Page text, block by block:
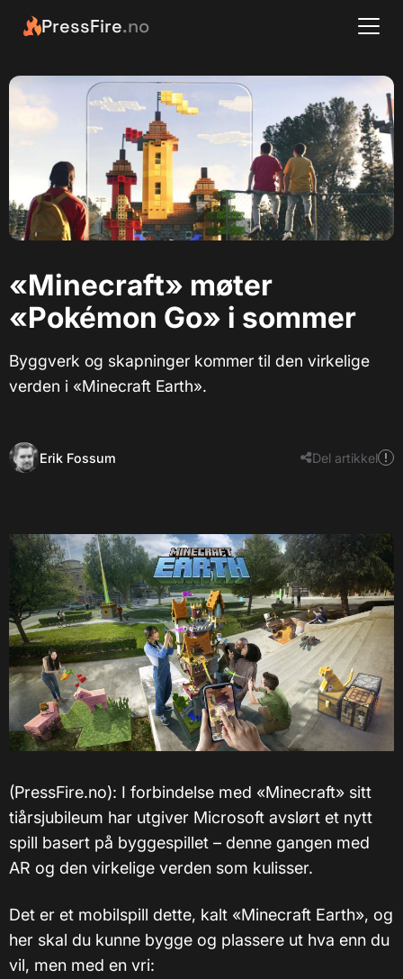
PressFire.no
«Minecraft» møter
«Pokémon Go» i sommer
Byggverk og skapninger kommer til den virkelige
verden i «Minecraft Earth».
Erik Fossum Del artikkel
(PressFire.no): I forbindelse med «Minecraft» sitt
tiårsjubileum har utgiver Microsoft avslørt et nytt
spill basert på byggespillet – denne gangen med
AR og den virkelige verden som kulisser.
Det er et mobilspill dette, kalt «Minecraft Earth», og
her skal du kunne bygge og plassere ut hva enn du
vil, men med en vri: